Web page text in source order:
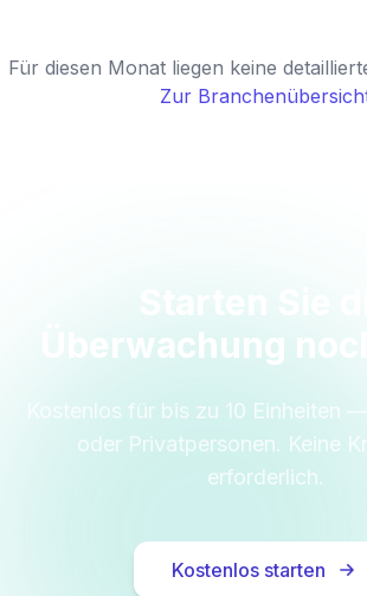
Für diesen Monat liegen keine
Zur
Überwachung
Kostenlos für bis zu 10 Einheiten
oder Privatpersonen. Keine
erforderlich.
Kostenlos starten